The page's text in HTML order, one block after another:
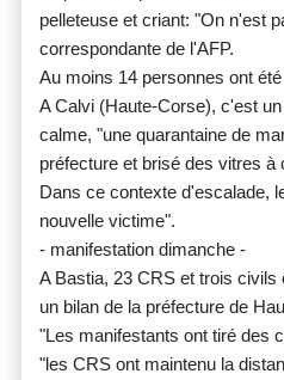
pelleteuse et criant: "On n'est
correspondante de l'AFP.
Au moins 14 personnes ont
A Calvi (Haute-Corse), c'est
calme, "une quarantaine de
préfecture et brisé des vitres à
Dans ce contexte d'escalade,
nouvelle victime".
- manifestation dimanche -
A Bastia, 23 CRS et trois civils
un bilan de la préfecture de
"Les manifestants ont tiré des
"les CRS ont maintenu la